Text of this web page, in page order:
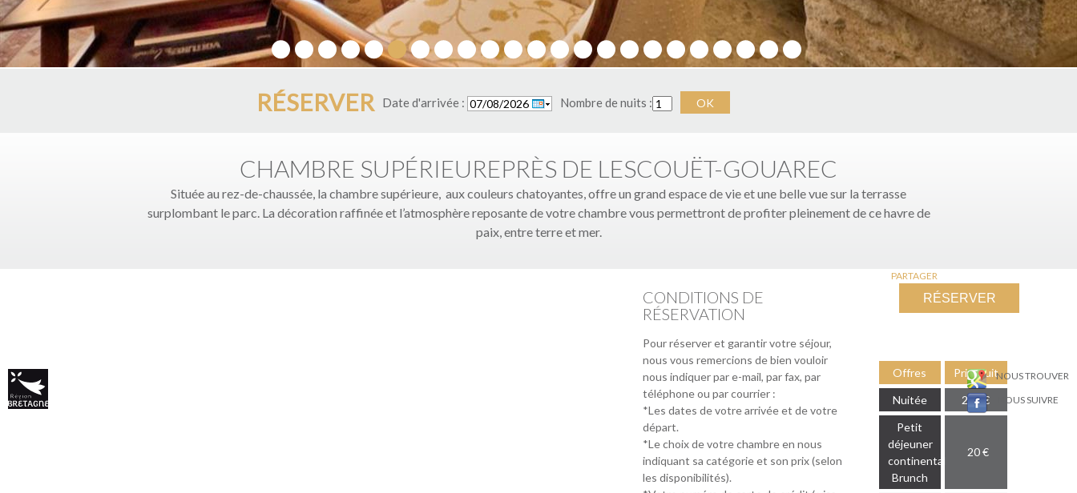
RÉSERVER Date d'arrivée : Nombre de nuits : OK
CHAMBRE SUPÉRIEUREPRÈS DE LESCOUËT-GOUAREC
Située au rez-de-chaussée, la chambre supérieure, aux couleurs chatoyantes, offre un grand espace de vie et une belle vue sur la terrasse
surplombant le parc. La décoration raffinée et l’atmosphère reposante de votre chambre vous permettront de profiter pleinement de ce havre de
paix, entre terre et mer.
Offres
Prix/Nuit
Nuitée
265 €
Petit
déjeuner
continental
Brunch
20 €
CONDITIONS DE
RÉSERVATION
Pour réserver et garantir votre séjour,
nous vous remercions de bien vouloir
nous indiquer par e-mail, par fax, par
téléphone ou par courrier :
*Les dates de votre arrivée et de votre
départ.
*Le choix de votre chambre en nous
indiquant sa catégorie et son prix (selon
les disponibilités).
PARTAGER
RÉSERVER
NOUS TROUVER
NOUS SUIVRE